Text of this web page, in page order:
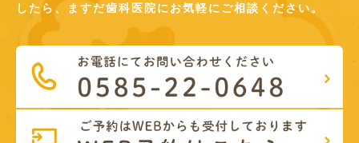
したら、ますだ歯科医院にお気軽にご相談ください。